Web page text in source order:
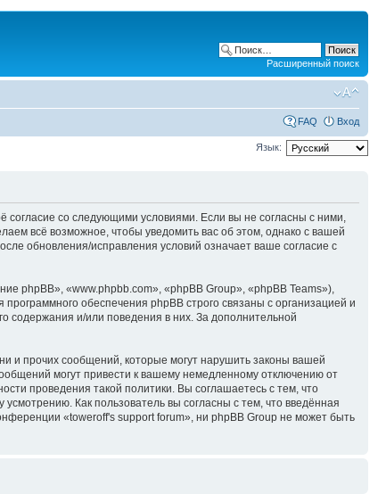
Расширенный поиск
FAQ Вход
Язык:
со следующими условиями. Если вы не согласны с ними,
всё возможное, чтобы уведомить вас об этом, однако с вашей
обновления/исправления условий означает ваше согласие с
phpBB», «www.phpbb.com», «phpBB Group», «phpBB Teams»),
программного обеспечения phpBB строго связаны с организацией и
содержания и/или поведения в них. За дополнительной
и прочих сообщений, которые могут нарушить законы вашей
могут привести к вашему немедленному отключению от
проведения такой политики. Вы соглашаетесь с тем, что
Как пользователь вы согласны с тем, что введённая
«toweroff's support forum», ни phpBB Group не может быть